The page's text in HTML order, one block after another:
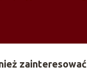
zainteresować